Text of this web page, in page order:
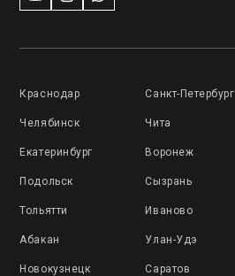
Краснодар Санкт-Петербург
Челябинск Чита
Екатеринбург Воронеж
Подольск Сызрань
Тольятти Иваново
Абакан Улан-Удэ
Новокузнецк Саратов